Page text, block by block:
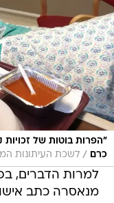
"הפרות בוטות של זכויות
כרם
/ לשכת העיתונות
למרות הדברים,
מנאסרה כתב